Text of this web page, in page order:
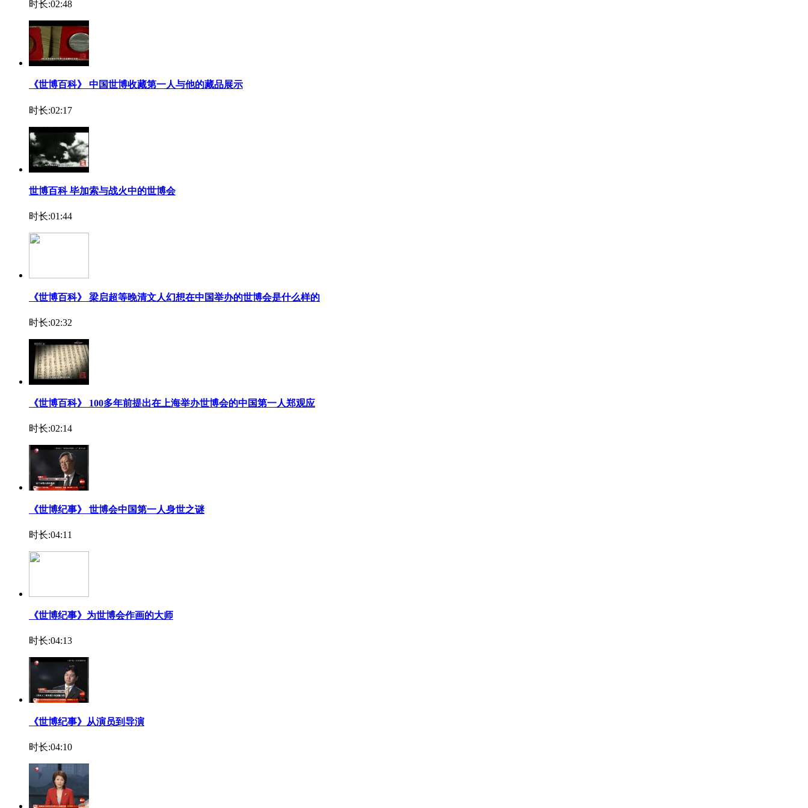
时长:02:48
《世博百科》 中国世博收藏第一人与他的藏品展示
时长:02:17
世博百科 毕加索与战火中的世博会
时长:01:44
《世博百科》 梁启超等晚清文人幻想在中国举办的世博会是什么样的
时长:02:32
《世博百科》 100多年前提出在上海举办世博会的中国第一人郑观应
时长:02:14
《世博纪事》 世博会中国第一人身世之谜
时长:04:11
《世博纪事》为世博会作画的大师
时长:04:13
《世博纪事》从演员到导演
时长:04:10